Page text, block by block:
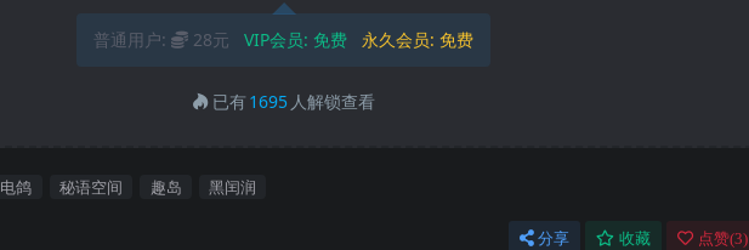
普通用户: 28元 VIP会员: 免费 永久会员: 免费
已有1695 人解锁查看
电鸽 秘语空间 趣岛 黑闰润
分享 收藏 点赞(3)